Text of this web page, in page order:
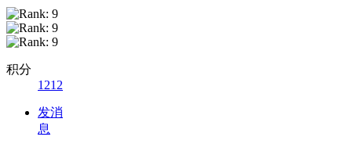
积分
1212
发消
息